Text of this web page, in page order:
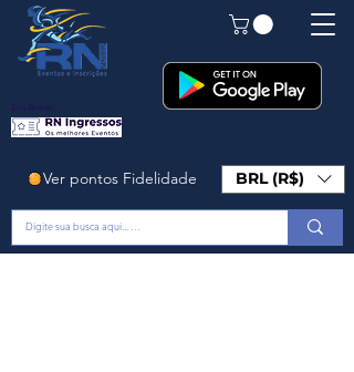
Em Breve!
Ver pontos Fidelidade BRL (R$)